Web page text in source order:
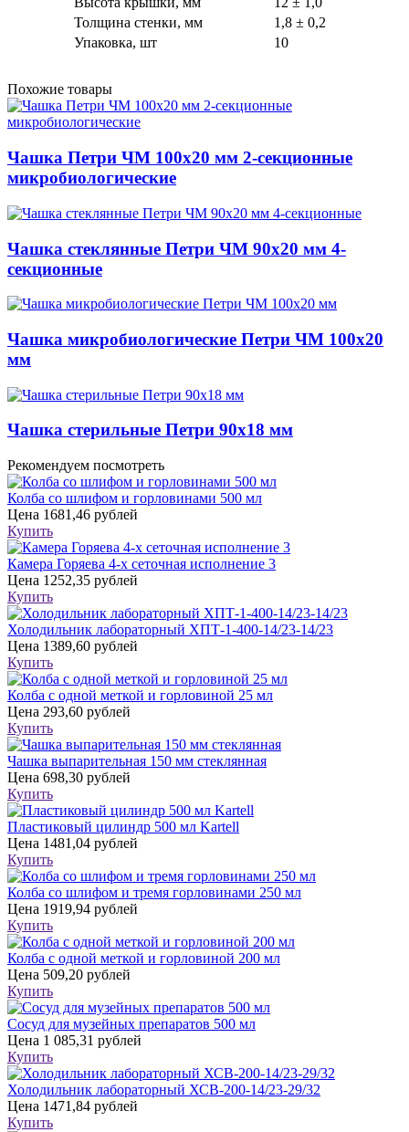
Толщина стенки, мм
1,8 ± 0,2
Упаковка, шт
10
Похожие товары
Чашка Петри ЧМ 100х20 мм 2-секционные
микробиологические
Чашка стеклянные Петри ЧМ 90х20 мм 4-
секционные
Чашка микробиологические Петри ЧМ 100х20
мм
Чашка стерильные Петри 90х18 мм
Рекомендуем посмотреть
Колба со шлифом и горловинами 500 мл
Цена 1681,46 рублей
Купить
Камера Горяева 4-х сеточная исполнение 3
Цена 1252,35 рублей
Купить
Холодильник лабораторный ХПТ-1-400-14/23-14/23
Цена 1389,60 рублей
Купить
Колба с одной меткой и горловиной 25 мл
Цена 293,60 рублей
Купить
Чашка выпарительная 150 мм стеклянная
Цена 698,30 рублей
Купить
Пластиковый цилиндр 500 мл Kartell
Цена 1481,04 рублей
Купить
Колба со шлифом и тремя горловинами 250 мл
Цена 1919,94 рублей
Купить
Колба с одной меткой и горловиной 200 мл
Цена 509,20 рублей
Купить
Сосуд для музейных препаратов 500 мл
Цена 1 085,31 рублей
Купить
Холодильник лабораторный ХСВ-200-14/23-29/32
Цена 1471,84 рублей
Купить